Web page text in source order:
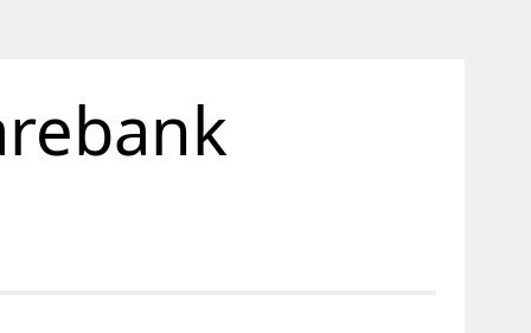
Folkefinansiering
Kryptoeiendelsloven (MiCA)